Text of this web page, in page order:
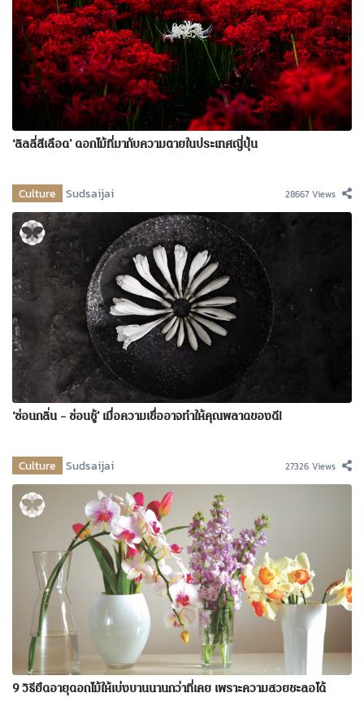
‘ลิลลี่สีเลือด’ ดอกไม้ที่มากับความตายในประเทศญี่ปุ่น
Culture Sudsaijai 28667 Views
‘ซ่อนกลิ่น – ซ่อนชู้’ เมื่อความเชื่ออาจทำให้คุณพลาดของดี!
Culture Sudsaijai 27326 Views
9 วิธียืดอายุดอกไม้ให้เบ่งบานนานกว่าที่เคย เพราะความสวยชะลอได้